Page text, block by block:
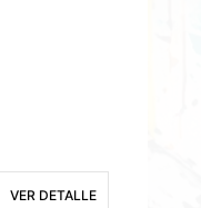
VER DETALLE